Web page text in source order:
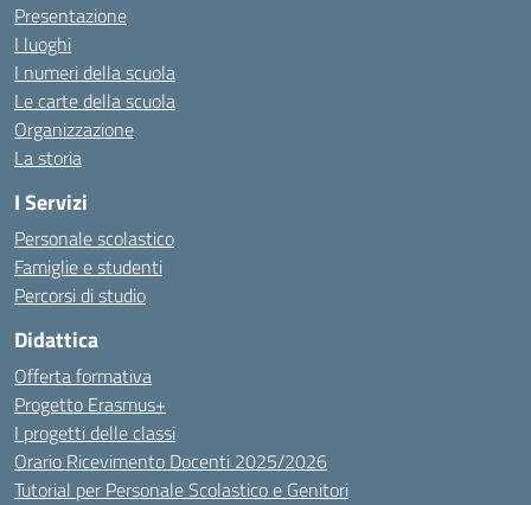
Presentazione
I luoghi
I numeri della scuola
Le carte della scuola
Organizzazione
La storia
I Servizi
Personale scolastico
Famiglie e studenti
Percorsi di studio
Didattica
Offerta formativa
Progetto Erasmus+
I progetti delle classi
Orario Ricevimento Docenti 2025/2026
Tutorial per Personale Scolastico e Genitori